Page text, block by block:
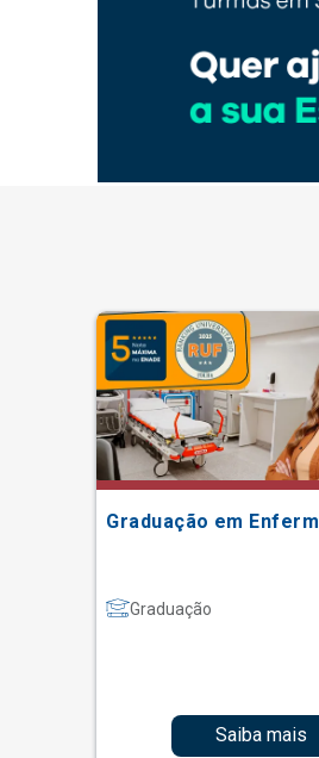
Graduação em
Graduação
Saiba mais